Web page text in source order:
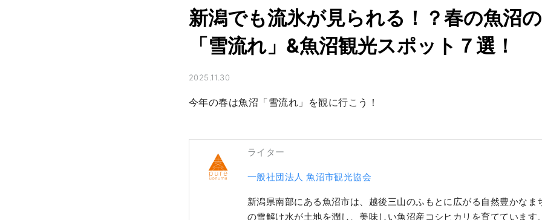
新潟でも流氷が見られる！？春の魚沼
「雪流れ」&魚沼観光スポット７選！
2025.11.30
今年の春は魚沼「雪流れ」を観に行こう！
ライター
一般社団法人 魚沼市観光協会
新潟県南部にある魚沼市は、越後三山のふもとに広がる自然豊かなま
の雪解け水が土地を潤し、美味しい魚沼産コシヒカリを育てています。 春は桜と